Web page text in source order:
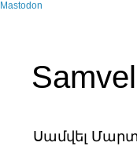
Mastodon
Սամվել